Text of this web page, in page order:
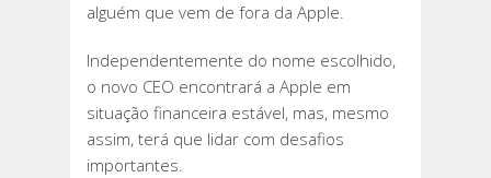
alguém que vem de fora da Apple.
Independentemente do nome escolhido,
o novo CEO encontrará a Apple em
situação financeira estável, mas, mesmo
assim, terá que lidar com desafios
importantes.